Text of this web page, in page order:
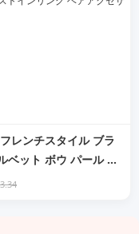
レンチスタイル ブラ
ベット ボウ パール ス
ング レトロ チェック